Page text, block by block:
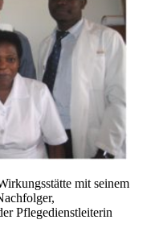
mit seinem
Pflegedienstleiterin